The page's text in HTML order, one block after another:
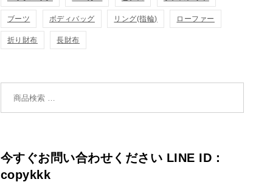
ブーツ ボディバッグ リング(指輪) ローファー
折り財布 長財布
今すぐお問い合わせください LINE ID：
copykkk